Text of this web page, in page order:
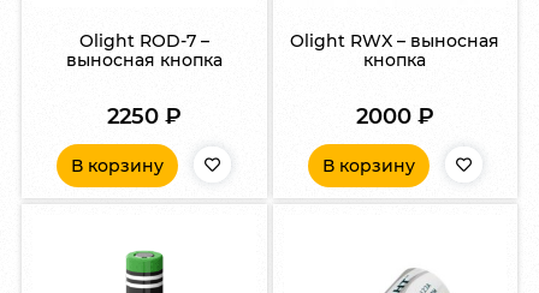
Olight ROD-7 –
выносная кнопка
2250 ₽
В корзину
Olight RWX – выносная
кнопка
2000 ₽
В корзину